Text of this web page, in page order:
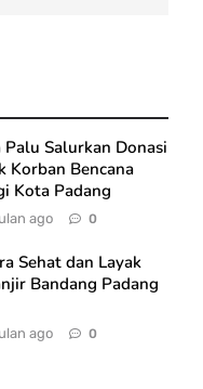
Salurkan Donasi
Korban Bencana
Kota Padang
ago 0
Sehat dan Layak
Bandang Padang
ago 0